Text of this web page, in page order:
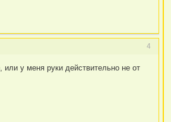
4
или у меня руки действительно не от